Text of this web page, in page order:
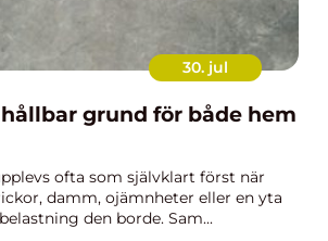
30. jul
ofta som självklart först när
damm, ojämnheter eller en yta
den borde. Sam...